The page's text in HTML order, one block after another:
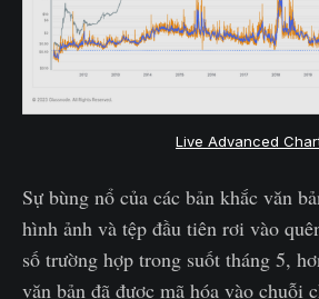
Live Advanced
Sự bùng nổ của các bản khắc văn
hình ảnh và tệp đầu tiên rơi vào
số trường hợp trong suốt tháng 5,
văn bản đã được mã hóa vào chuỗi